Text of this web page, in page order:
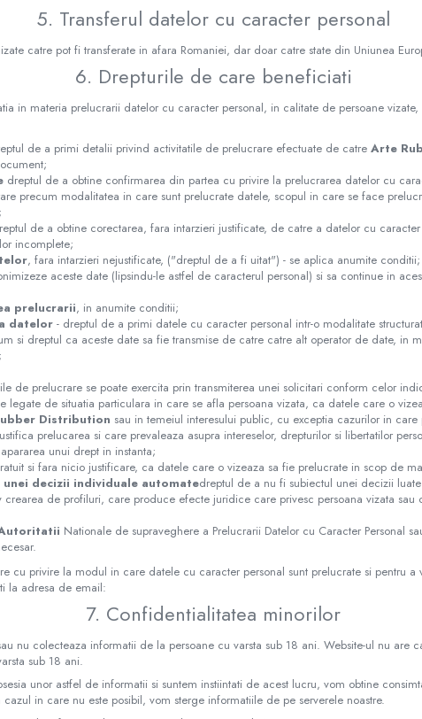
5. Transferul datelor cu caracter personal
catre pot fi transferate in afara Romaniei, dar doar catre state din Uniunea
6. Drepturile de care beneficiati
in materia prelucrarii datelor cu caracter personal, in calitate de persoane
de a primi detalii privind activitatile de prelucrare efectuate de catre Arte
dreptul de a obtine confirmarea din partea cu privire la prelucrarea datelor cu
precum modalitatea in care sunt prelucrate datele, scopul in care se face
de a obtine corectarea, fara intarzieri justificate, de catre a datelor cu
incomplete;
, fara intarzieri nejustificate, ("dreptul de a fi uitat") - se aplica anumite
aceste date (lipsindu-le astfel de caracterul personal) si sa continue in
prelucrarii, in anumite conditii;
datelor - dreptul de a primi datele cu caracter personal intr-o modalitate
si dreptul ca aceste date sa fie transmise de catre catre alt operator de date, in
de prelucrare se poate exercita prin transmiterea unei solicitari conform celor
legate de situatia particulara in care se afla persoana vizata, ca datele care o
Distribution sau in temeiul interesului public, cu exceptia cazurilor in
prelucarea si care prevaleaza asupra intereselor, drepturilor si libertatilor
unui drept in instanta;
si fara nicio justificare, ca datele care o vizeaza sa fie prelucrate in scop de
decizii individuale automatedreptul de a nu fi subiectul unei decizii
crearea de profiluri, care produce efecte juridice care privesc persoana vizata sau
Nationale de supraveghere a Prelucrarii Datelor cu Caracter Personal
cu privire la modul in care datele cu caracter personal sunt prelucrate si pentru
la adresa de email:
7. Confidentialitatea minorilor
nu colecteaza informatii de la persoane cu varsta sub 18 ani. Website-ul nu are
sub 18 ani.
unor astfel de informatii si suntem instiintati de acest lucru, vom obtine
in care nu este posibil, vom sterge informatiile de pe serverele noastre.